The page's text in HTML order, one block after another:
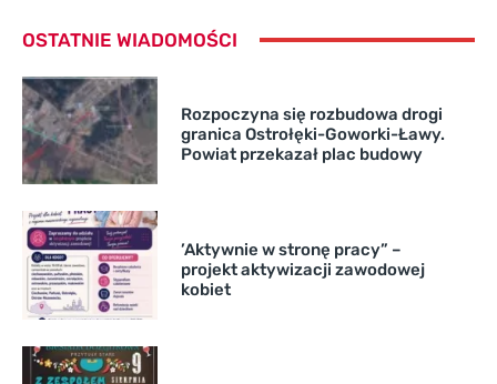
OSTATNIE WIADOMOŚCI
Rozpoczyna się rozbudowa drogi
granica Ostrołęki-Goworki-Ławy.
Powiat przekazał plac budowy
’Aktywnie w stronę pracy” –
projekt aktywizacji zawodowej
kobiet